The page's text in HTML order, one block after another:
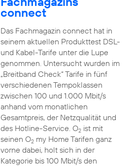
connect
Das Fachmagazin connect hat in
seinem aktuellen Produkttest DSL-
und Kabel-Tarife unter die Lupe
genommen. Untersucht wurden im
„Breitband Check“ Tarife in fünf
verschiedenen Tempoklassen
zwischen 100 und 1.000 Mbit/s
anhand vom monatlichen
Gesamtpreis, der Netzqualität und
des Hotline-Service. O2ist mit
seinen O2my Home Tarifen ganz
vorne dabei, holt sich in der
Kategorie bis 100 Mbit/s den